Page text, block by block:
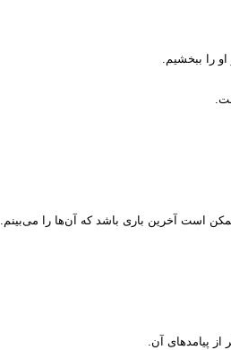
را ببخشيم.
است آخرين بارى باشد که آن‌ها را مى‌بينم.
از پيامدهاى آن.